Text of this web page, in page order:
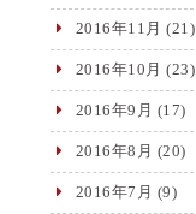
2016年11月 (21)
2016年10月 (23)
2016年9月 (17)
2016年8月 (20)
2016年7月 (9)